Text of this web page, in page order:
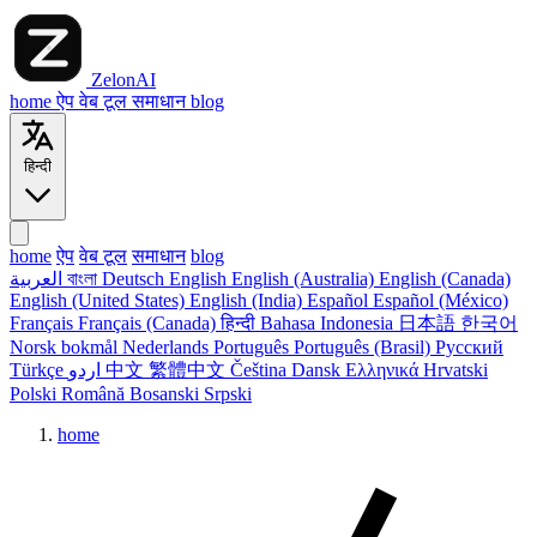
ZelonAI
homeऐपवेब टूलसमाधानblog
हिन्दी
home ऐप वेब टूल समाधान blog
বাংলা Deutsch English English (Australia) English (Canada)
English (United States) English (India) Español Español (México)
Français Français (Canada)हिन्दी Bahasa Indonesia 日本語 한국어
Norsk bokmål Nederlands Português Português (Brasil) Русский
Türkçe
中文 繁體中文 Čeština Dansk Ελληνικά Hrvatski
Polski Română Bosanski Srpski
home